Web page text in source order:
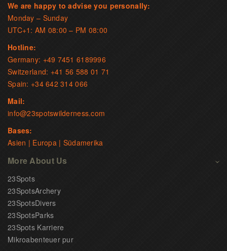
We are happy to advise you personally:
Monday – Sunday
UTC+1: AM 08:00 – PM 08:00
Hotline:
Germany: +49 7451 6189996
Switzerland: +41 56 588 01 71
Spain: +34 642 314 066
Mail:
info@23spotswilderness.com
Bases:
Asien | Europa | Südamerika
More About Us
23Spots
23SpotsArchery
23SpotsDivers
23SpotsParks
23Spots Karriere
Mikroabenteuer pur